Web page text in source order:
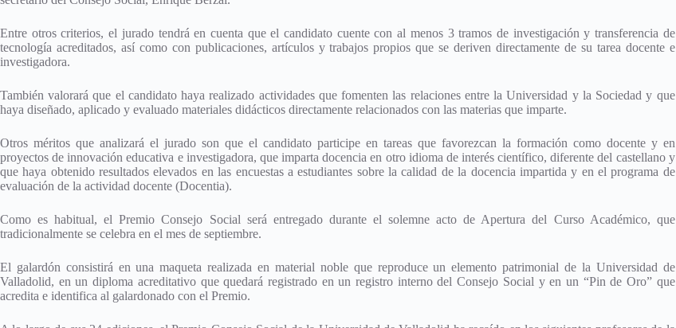
Entre otros criterios, el jurado tendrá en cuenta que el candidato cuente con al menos 3 tramos de investigación y transferencia de
tecnología acreditados, así como con publicaciones, artículos y trabajos propios que se deriven directamente de su tarea docente e
investigadora.
También valorará que el candidato haya realizado actividades que fomenten las relaciones entre la Universidad y la Sociedad y que
haya diseñado, aplicado y evaluado materiales didácticos directamente relacionados con las materias que imparte.
Otros méritos que analizará el jurado son que el candidato participe en tareas que favorezcan la formación como docente y en
proyectos de innovación educativa e investigadora, que imparta docencia en otro idioma de interés científico, diferente del castellano y
que haya obtenido resultados elevados en las encuestas a estudiantes sobre la calidad de la docencia impartida y en el programa de
evaluación de la actividad docente (Docentia).
Como es habitual, el Premio Consejo Social será entregado durante el solemne acto de Apertura del Curso Académico, que
tradicionalmente se celebra en el mes de septiembre.
El galardón consistirá en una maqueta realizada en material noble que reproduce un elemento patrimonial de la Universidad de
Valladolid, en un diploma acreditativo que quedará registrado en un registro interno del Consejo Social y en un “Pin de Oro” que
acredita e identifica al galardonado con el Premio.